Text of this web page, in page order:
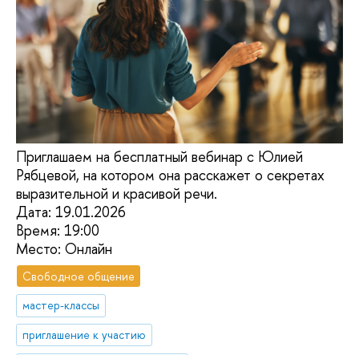
Приглашаем на бесплатный вебинар с Юлией
Рябцевой, на котором она расскажет о секретах
выразительной и красивой речи.
Дата: 19.01.2026
Время: 19:00
Место: Онлайн
Свободное общение
мастер-классы
приглашение к участию